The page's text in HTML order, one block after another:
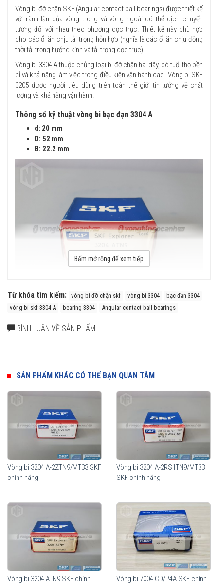
Vòng bi đỡ chặn SKF (Angular contact ball bearings) được thiết kế
với rãnh lăn của vòng trong và vòng ngoài có thể dịch chuyển
tương đối với nhau theo phương dọc trục. Thiết kế này phù hợp
cho các ổ lăn chịu tải trọng hỗn hợp (nghĩa là các ổ lăn chịu đồng
thời tải trọng hướng kính và tải trọng dọc trục).
Vòng bi 3304 A thuộc chủng loại bi đỡ chặn hai dãy, có tuổi thọ bền
bỉ và khả năng làm việc trong điều kiện vận hành cao. Vòng bi SKF
3205 được người tiêu dùng trên toàn thế giới tin tưởng về chất
lượng và khả năng vận hành.
Thông số kỹ thuật vòng bi bạc đạn 3304 A
d: 20 mm
D: 52 mm
B: 22.2 mm
Vòng bi đỡ chặn SKF 3304 A chính hãng
Vòng bi SKF 3304 A chính hãng, phân phối bởi Vòng bi Ngọc Anh -
Đại lý uỷ quyền SKF.
Bấm mở rộng để xem tiếp
Từ khóa tìm kiếm: vòng bi đỡ chặn skf vòng bi 3304
bạc đạn 3304
vòng bi skf 3304 A
bearing 3304 Angular contact ball bearings
BÌNH LUẬN VỀ SẢN PHẨM
SẢN PHẨM KHÁC CÓ THỂ BẠN QUAN TÂM
Vòng bi 3204 A-2ZTN9/MT33 SKF
chính hãng
Vòng bi 3204 A-2RS1TN9/MT33
SKF chính hãng
Vòng bi 3204 ATN9 SKF chính Vòng bi 7004 CD/P4A SKF chính